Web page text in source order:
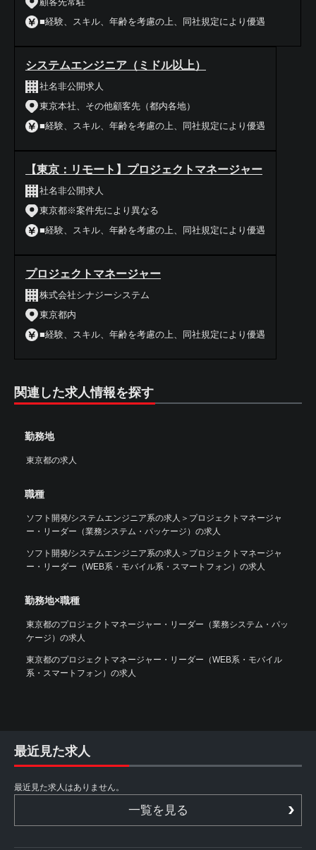
■経験、スキル、年齢を考慮の上、同社規定により優遇
システムエンジニア（ミドル以上）
社名非公開求人
東京本社、その他顧客先（都内各地）
■経験、スキル、年齢を考慮の上、同社規定により優遇
【東京：リモート】プロジェクトマネージャー
社名非公開求人
東京都※案件先により異なる
■経験、スキル、年齢を考慮の上、同社規定により優遇
プロジェクトマネージャー
株式会社シナジーシステム
東京都内
■経験、スキル、年齢を考慮の上、同社規定により優遇
関連した求人情報を探す
勤務地
東京都の求人
職種
ソフト開発/システムエンジニア系の求人 ＞ プロジェクトマネージャ
ー・リーダー（業務システム・パッケージ）の求人
ソフト開発/システムエンジニア系の求人 ＞ プロジェクトマネージャ
ー・リーダー（WEB系・モバイル系・スマートフォン）の求人
勤務地×職種
東京都のプロジェクトマネージャー・リーダー（業務システム・パッ
ケージ）の求人
東京都のプロジェクトマネージャー・リーダー（WEB系・モバイル
系・スマートフォン）の求人
最近見た求人
最近見た求人はありません。
一覧を見る